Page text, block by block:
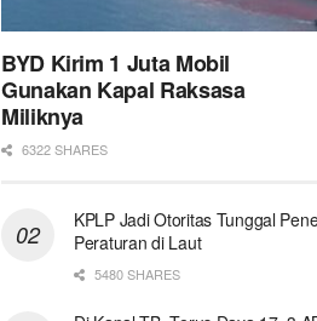
BYD Kirim 1 Juta Mobil
Gunakan Kapal Raksasa
Miliknya
6322 SHARES
KPLP Jadi Otoritas Tunggal
Peraturan di Laut
5480 SHARES